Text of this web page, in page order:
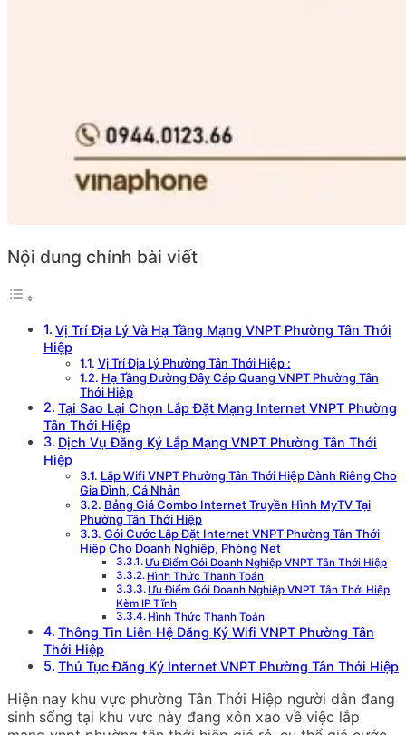
Nội dung chính bài viết
Vị Trí Địa Lý Và Hạ Tầng Mạng VNPT Phường Tân Thới
Hiệp
Vị Trí Địa Lý Phường Tân Thới Hiệp :
Hạ Tầng Đường Đây Cáp Quang VNPT Phường Tân
Thới Hiệp
Tại Sao Lại Chọn Lắp Đặt Mạng Internet VNPT Phường
Tân Thới Hiệp
Dịch Vụ Đăng Ký Lắp Mạng VNPT Phường Tân Thới
Hiệp
Lắp Wifi VNPT Phường Tân Thới Hiệp Dành Riêng Cho
Gia Đình, Cá Nhân
Bảng Giá Combo Internet Truyền Hình MyTV Tại
Phường Tân Thới Hiệp
Gói Cước Lắp Đặt Internet VNPT Phường Tân Thới
Hiệp Cho Doanh Nghiệp, Phòng Net
Ưu Điểm Gói Doanh Nghiệp VNPT Tân Thới Hiệp
Hình Thức Thanh Toán
Ưu Điểm Gói Doanh Nghiệp VNPT Tân Thới Hiệp
Kèm IP Tĩnh
Hình Thức Thanh Toán
Thông Tin Liên Hệ Đăng Ký Wifi VNPT Phường Tân
Thới Hiệp
Thủ Tục Đăng Ký Internet VNPT Phường Tân Thới Hiệp
Hiện nay khu vực phường Tân Thới Hiệp người dân đang
sinh sống tại khu vực này đang xôn xao về việc lắp